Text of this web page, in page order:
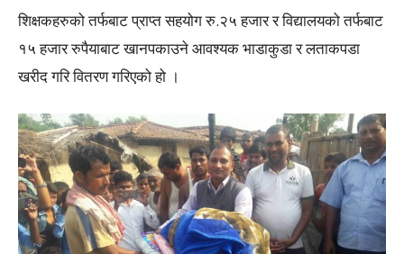
शिक्षकहरुको तर्फबाट प्राप्त सहयोग रु.२५ हजार र विद्यालयको तर्फबाट
१५ हजार रुपैयाबाट खानपकाउने आवश्यक भाडाकुडा र लताकपडा
खरीद गरि वितरण गरिएको हो ।